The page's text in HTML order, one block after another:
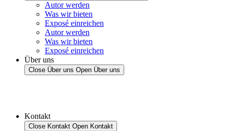
Autor werden
Was wir bieten
Exposé einreichen
Autor werden
Was wir bieten
Exposé einreichen
Über uns
Close Über uns Open Über uns
Kontakt
Close Kontakt Open Kontakt